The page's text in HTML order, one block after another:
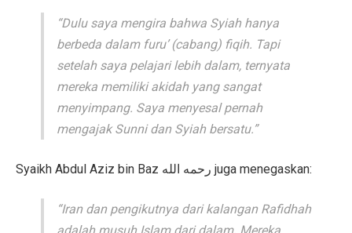
“Dulu saya mengira bahwa Syiah hanya
berbeda dalam furu’ (cabang) fiqih. Tapi
setelah saya pelajari lebih dalam, ternyata
mereka memiliki akidah yang sangat
menyimpang. Saya menyesal pernah
mengajak Sunni dan Syiah bersatu.”
Syaikh Abdul Aziz bin Baz رحمه الله juga menegaskan:
“Iran dan pengikutnya dari kalangan Rafidhah
adalah musuh Islam dari dalam. Mereka